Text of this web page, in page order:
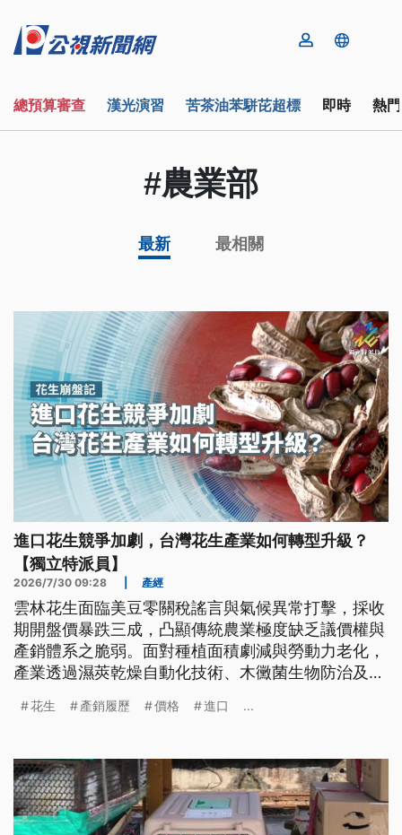
總預算審查 漢光演習 苦茶油苯駢芘超標 即時 熱
#農業部
最新 最相關
進口花生競爭加劇，台灣花生產業如何轉型升級？
【獨立特派員】
2026/7/30 09:28 產經
雲林花生面臨美豆零關稅謠言與氣候異常打擊，採收
期開盤價暴跌三成，凸顯傳統農業極度缺乏議價權與
產銷體系之脆弱。面對種植面積劇減與勞動力老化，
產業透過濕莢乾燥自動化技術、木黴菌生物防治及契
立本土防線，開創高值化永續新局。
花生 產銷履歷 價格 進口 ...